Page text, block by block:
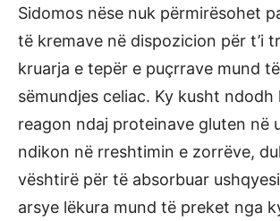
Sidomos nëse nuk përmirësohet
të kremave në dispozicion për t’i
kruarja e tepër e puçrrave mund
sëmundjes celiac. Ky kusht
reagon ndaj proteinave gluten në
ndikon në rreshtimin e zorrëve,
vështirë për të absorbuar
arsye lëkura mund të preket nga